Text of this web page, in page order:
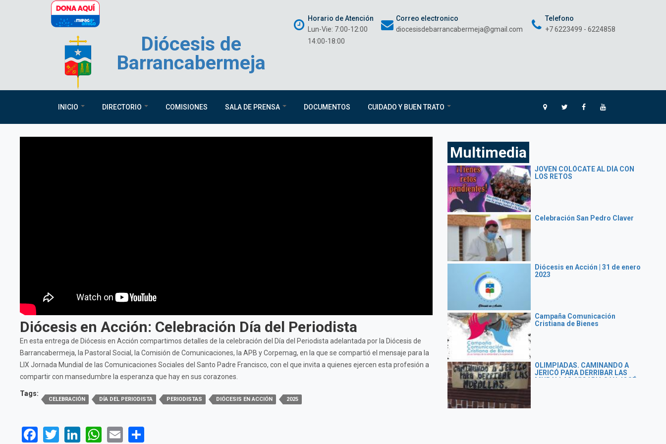
Pasar al contenido principal
Diócesis de
Barrancabermeja
Horario de Atención
Lun-Vie: 7:00-12:00
14:00-18:00
Correo electronico
diocesisdebarrancabermeja@gmail.com
Telefono
+7 6223499 - 6224858
INICIO DIRECTORIO COMISIONES SALA DE PRENSA DOCUMENTOS CUIDADO Y BUEN TRATO
Diócesis en Acción: Celebración Día del Periodista
En esta entrega de Diócesis en Acción compartimos detalles de la celebración del Día del Periodista adelantada por la Diócesis de
Barrancabermeja, la Pastoral Social, la Comisión de Comunicaciones, la APB y Corpemag, en la que se compartió el mensaje para la
LIX Jornada Mundial de las Comunicaciones Sociales del Santo Padre Francisco, con el que invita a quienes ejercen esta profesión a
compartir con mansedumbre la esperanza que hay en sus corazones.
Tags:
CELEBRACIÓN DÍA DEL PERIODISTA PERIODISTAS DIÓCESIS EN ACCIÓN 2025
Facebook
TwitterLinkedIn
WhatsApp
Email
Multimedia
JOVEN COLÓCATE AL DÍA CON
LOS RETOS
Celebración San Pedro Claver
Diócesis en Acción | 31 de enero
2023
Campaña Comunicación
Cristiana de Bienes
OLIMPIADAS. CAMINANDO A
JERICÓ PARA DERRIBAR LAS
MURALLAS. VICARIA SAN JOSÉ